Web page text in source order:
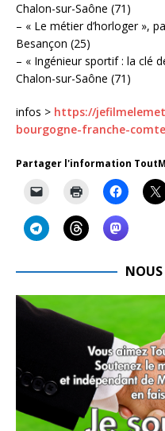
Chalon-sur-Saône (71)
– « Le métier d’horloger »,
Besançon (25)
– « Ingénieur sportif : la clé
Chalon-sur-Saône (71)
infos > https://
bourgogne-franche-comte
Partager l'information